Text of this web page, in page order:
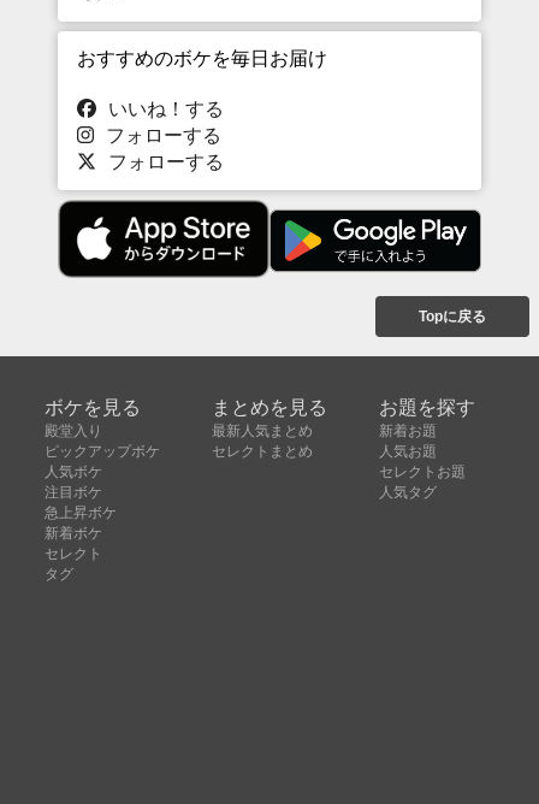
おすすめのボケを毎日お届け
いいね！する
フォローする
フォローする
Topに戻る
ボケを見る
殿堂入り
ピックアップボケ
人気ボケ
注目ボケ
急上昇ボケ
新着ボケ
セレクト
タグ
まとめを見る
最新人気まとめ
セレクトまとめ
お題を探す
新着お題
人気お題
セレクトお題
人気タグ